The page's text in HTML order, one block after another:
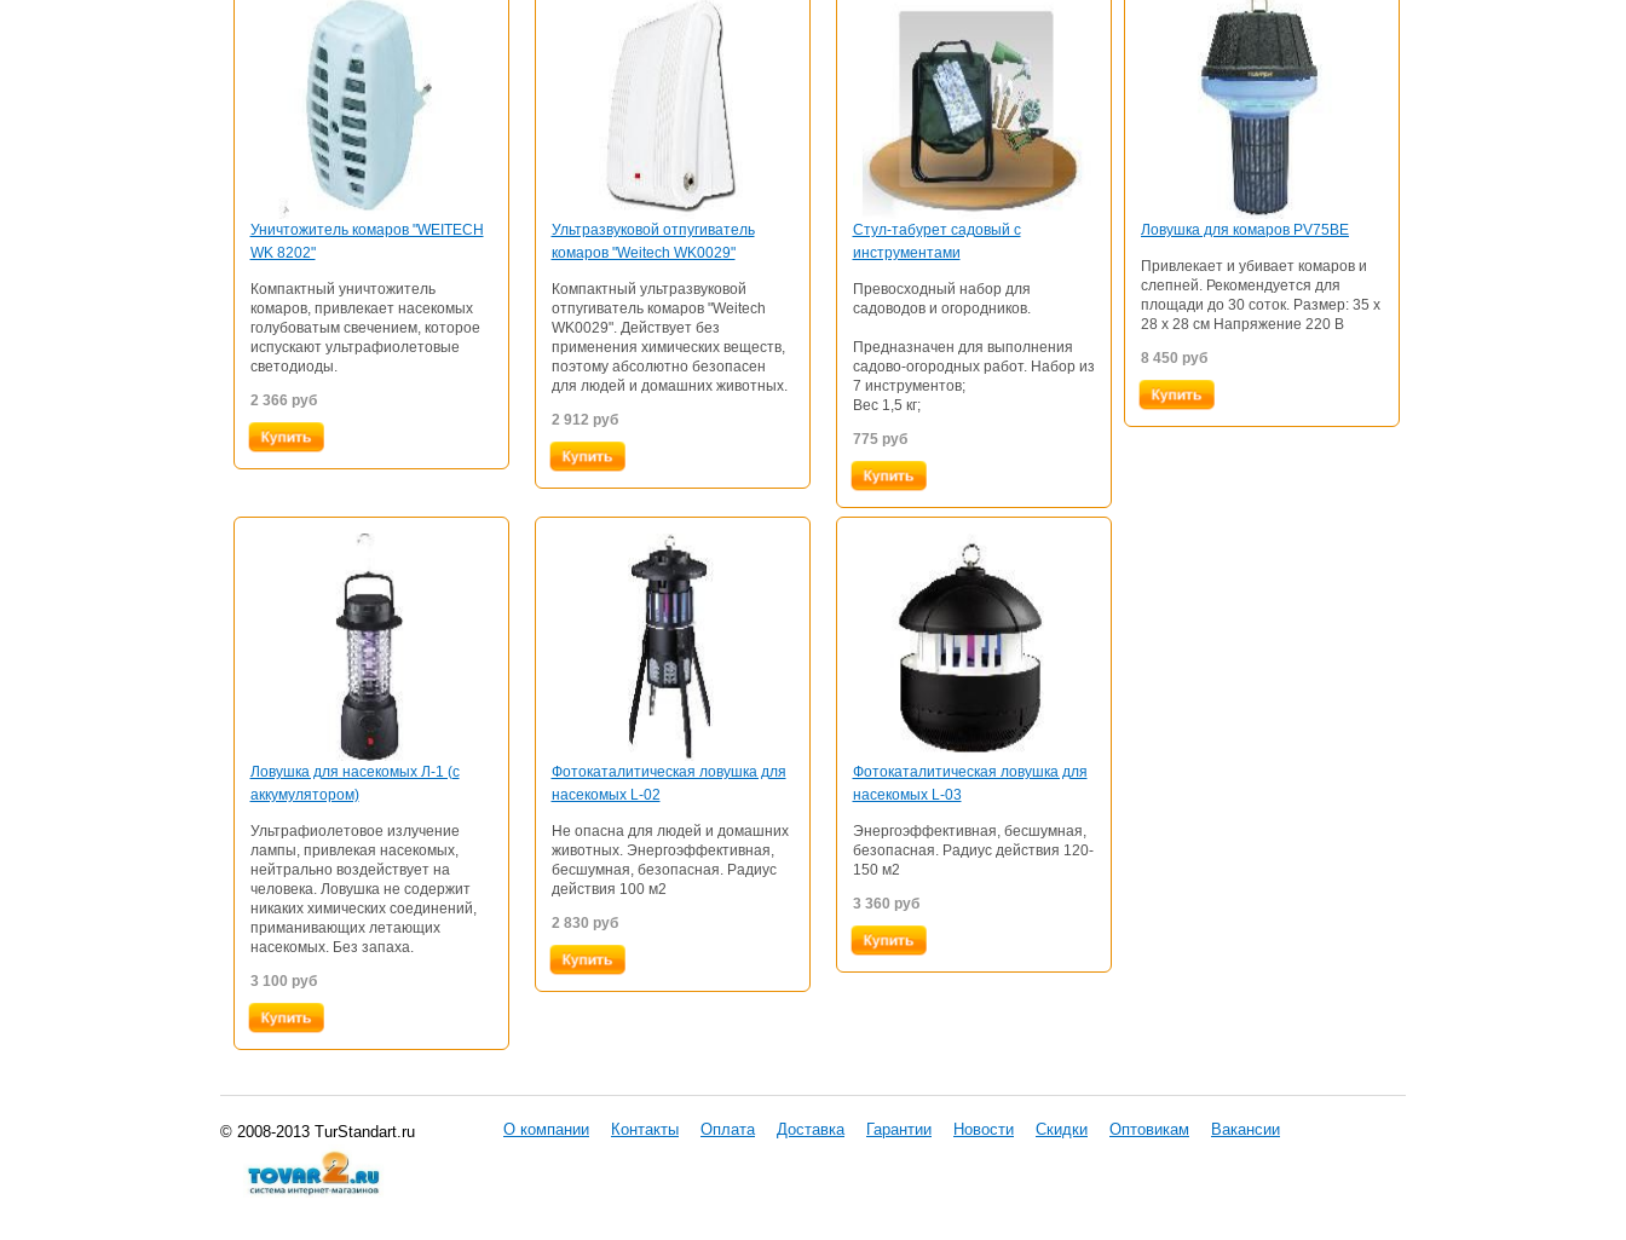
Уничтожитель комаров "WEITECH
WK 8202"
Компактный уничтожитель
комаров, привлекает насекомых
голубоватым свечением, которое
испускают ультрафиолетовые
светодиоды.
2 366 руб
Ультразвуковой отпугиватель
комаров "Weitech WK0029"
Компактный ультразвуковой
отпугиватель комаров "Weitech
WK0029". Действует без
применения химических веществ,
поэтому абсолютно безопасен
для людей и домашних животных.
2 912 руб
Стул-табурет садовый с
инструментами
Превосходный набор для
садоводов и огородников.
Предназначен для выполнения
садово-огородных работ. Набор из
7 инструментов;
Вес 1,5 кг;
775руб
Ловушка для комаров PV75BE
Привлекает и убивает комаров и
слепней. Рекомендуется для
площади до 30 соток. Размер: 35 х
28 х 28 см Напряжение 220 В
8 450 руб
Ловушка для насекомых Л-1 (с
аккумулятором)
Ультрафиолетовое излучение
лампы, привлекая насекомых,
нейтрально воздействует на
человека. Ловушка не содержит
никаких химических соединений,
приманивающих летающих
насекомых. Без запаха.
3 100 руб
Фотокаталитическая ловушка для
насекомых L-02
Не опасна для людей и домашних
животных. Энергоэффективная,
бесшумная, безопасная. Радиус
действия 100 м2
2 830 руб
Фотокаталитическая ловушка для
насекомых L-03
Энергоэффективная, бесшумная,
безопасная. Радиус действия 120-
150 м2
3 360 руб
© 2008-2013 TurStandart.ru О компании Контакты Оплата Доставка Гарантии Новости Скидки Оптовикам Вакансии